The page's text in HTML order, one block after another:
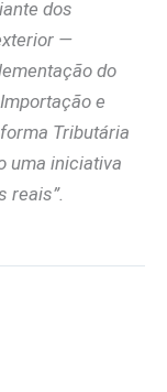
dos
—
do
e
Tributária
uma iniciativa
reais”.